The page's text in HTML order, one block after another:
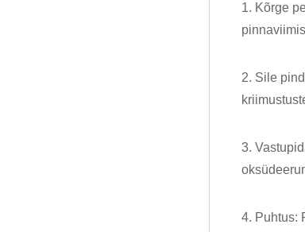
1. Kõrge
2. Sile
3.
4. Puhtus: